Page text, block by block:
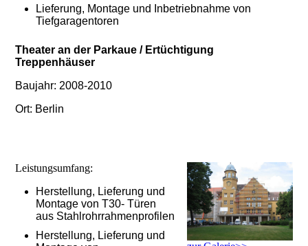
Lieferung, Montage und Inbetriebnahme von
Tiefgaragentoren
Theater an der Parkaue / Ertüchtigung
Treppenhäuser
Baujahr: 2008-2010
Ort: Berlin
Leistungsumfang:
Herstellung, Lieferung und
Montage von T30- Türen
aus Stahlrohrrahmenprofilen
Herstellung, Lieferung und